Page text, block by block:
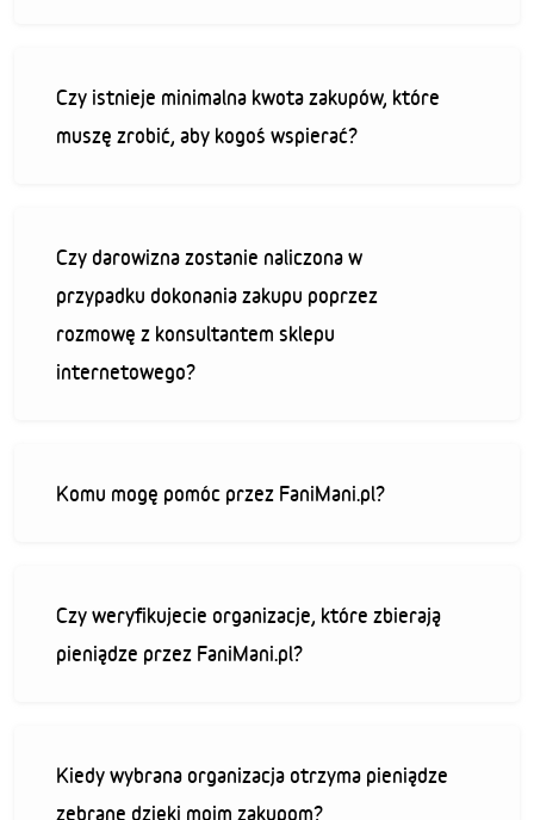
Czy istnieje minimalna kwota zakupów, które
muszę zrobić, aby kogoś wspierać?
Czy darowizna zostanie naliczona w
przypadku dokonania zakupu poprzez
rozmowę z konsultantem sklepu
internetowego?
Komu mogę pomóc przez FaniMani.pl?
Czy weryfikujecie organizacje, które zbierają
pieniądze przez FaniMani.pl?
Kiedy wybrana organizacja otrzyma pieniądze
zebrane dzięki moim zakupom?